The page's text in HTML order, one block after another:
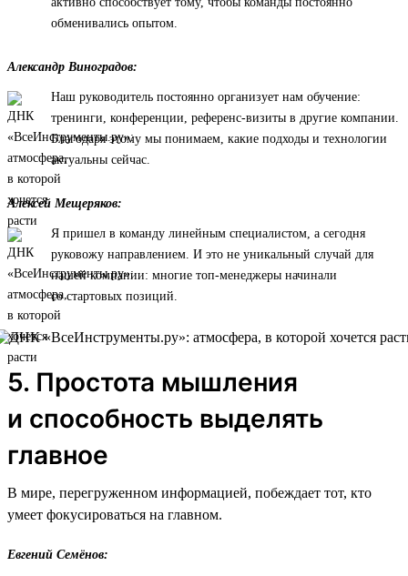
обменивались опытом.
Александр Виноградов:
Наш руководитель постоянно организует нам обучение:
тренинги, конференции, референс-визиты в другие компании.
Благодаря этому мы понимаем, какие подходы и технологии
актуальны сейчас.
Алексей Мещеряков:
Я пришел в команду линейным специалистом, а сегодня
руковожу направлением. И это не уникальный случай для
нашей компании: многие топ-менеджеры начинали
со стартовых позиций.
5. Простота мышления
и способность выделять
главное
В мире, перегруженном информацией, побеждает тот, кто
умеет фокусироваться на главном.
Евгений Семёнов: